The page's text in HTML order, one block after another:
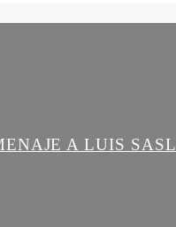
A LUIS